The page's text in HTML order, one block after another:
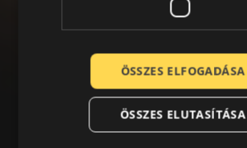
ÖSSZES ELFOGADÁSA
ÖSSZES ELUTASÍTÁSA